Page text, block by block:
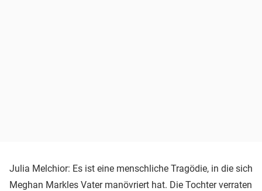
Julia Melchior: Es ist eine menschliche Tragödie, in die sich
Meghan Markles Vater manövriert hat. Die Tochter verraten